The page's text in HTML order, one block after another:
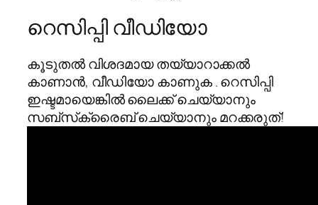
റെസിപ്പി വീഡിയോ
കൂടുതൽ വിശദമായ തയ്യാറാക്കൽ
കാണാൻ, വീഡിയോ കാണുക . റെസിപ്പി
ഇഷ്ടമായെങ്കിൽ ലൈക്ക് ചെയ്യാനും
സബ്‌സ്‌ക്രൈബ് ചെയ്യാനും മറക്കരുത്!